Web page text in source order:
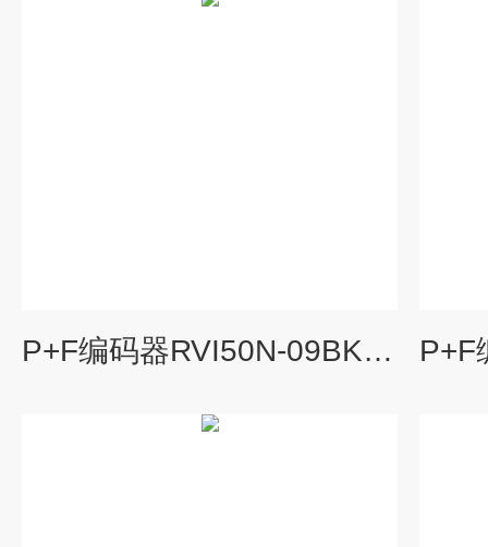
P+F编码器RVI50N-09BK0A3TN-01000刚到仓库